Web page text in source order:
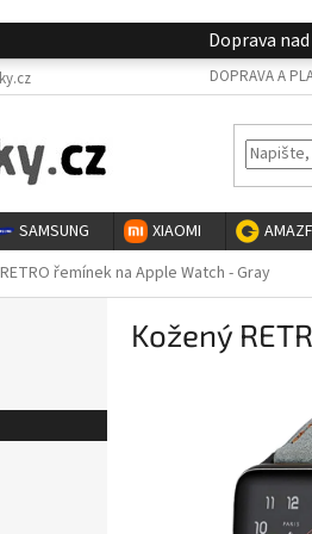
Doprava
DOPRAVA A
SAMSUNG XIAOMI
řemínek na Apple Watch - Gray
Kožený